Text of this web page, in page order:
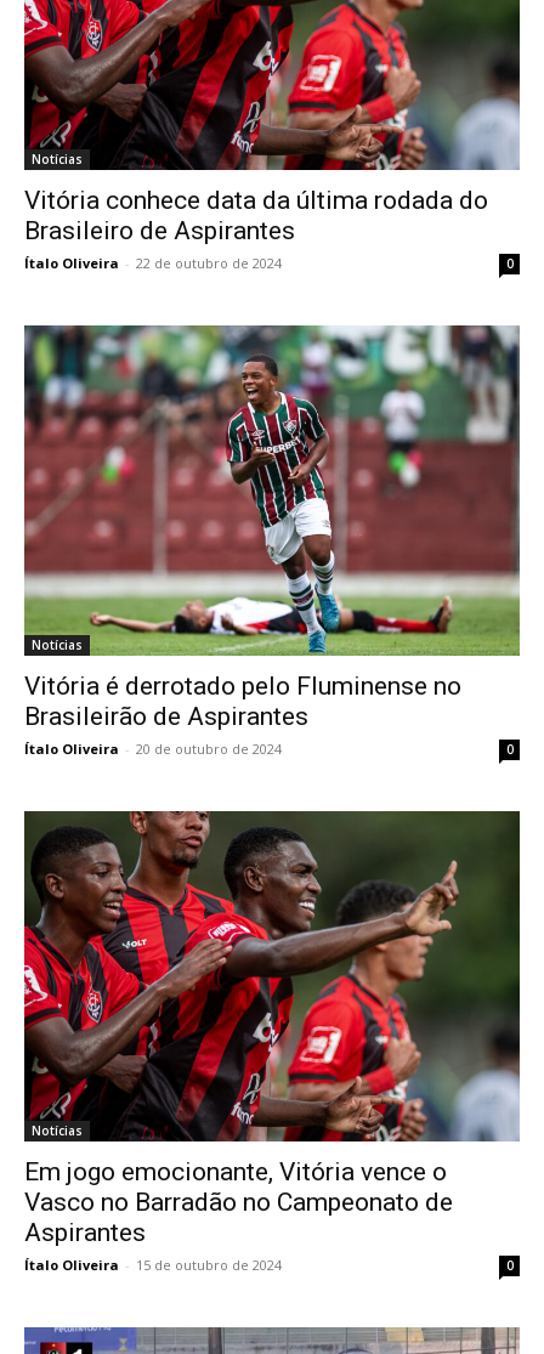
Notícias
Vitória conhece data da última rodada do
Brasileiro de Aspirantes
Ítalo Oliveira - 22 de outubro de 2024 0
Notícias
Vitória é derrotado pelo Fluminense no
Brasileirão de Aspirantes
Ítalo Oliveira - 20 de outubro de 2024 0
Notícias
Em jogo emocionante, Vitória vence o
Vasco no Barradão no Campeonato de
Aspirantes
Ítalo Oliveira - 15 de outubro de 2024 0